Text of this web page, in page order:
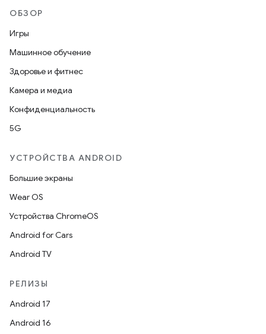
ОБЗОР
Игры
Машинное обучение
Здоровье и фитнес
Камера и медиа
Конфиденциальность
5G
УСТРОЙСТВА ANDROID
Большие экраны
Wear OS
Устройства ChromeOS
Android for Cars
Android TV
РЕЛИЗЫ
Android 17
Android 16